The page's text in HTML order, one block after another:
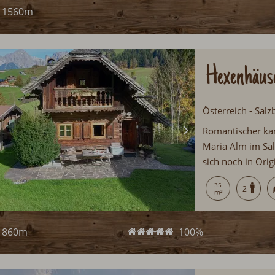
1560m
Österreich -
Romantischer
Maria Alm im
sich noch in
Hüttenurlaub
eine Auszeit
35 2
860m 100%